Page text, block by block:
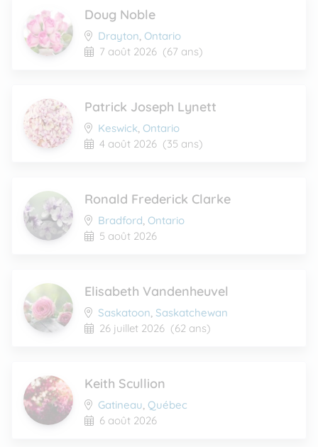
Doug Noble
Drayton, Ontario
7 août 2026 (67 ans)
Patrick Joseph Lynett
Keswick, Ontario
4 août 2026 (35 ans)
Ronald Frederick Clarke
Bradford, Ontario
5 août 2026
Elisabeth Vandenheuvel
Saskatoon, Saskatchewan
26 juillet 2026 (62 ans)
Keith Scullion
Gatineau, Québec
6 août 2026